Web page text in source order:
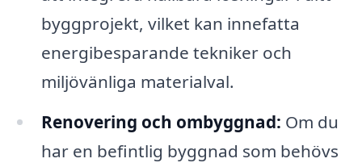
byggprojekt, vilket kan innefatta
energibesparande tekniker och
miljövänliga materialval.
Renovering och ombyggnad: Om du
har en befintlig byggnad som behövs